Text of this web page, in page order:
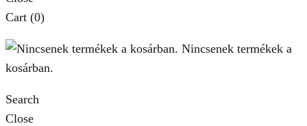
Cart (0)
Nincsenek termékek a
kosárban.
Search
Close